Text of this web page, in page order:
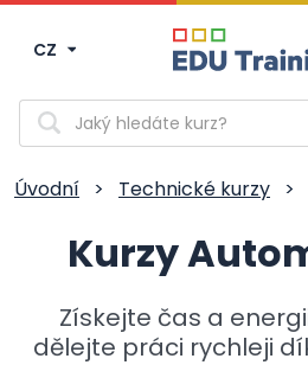
CZ
Vyhledávání
Úvodní > Technické kurzy >
Kurzy
Získejte čas a
dělejte práci rychleji